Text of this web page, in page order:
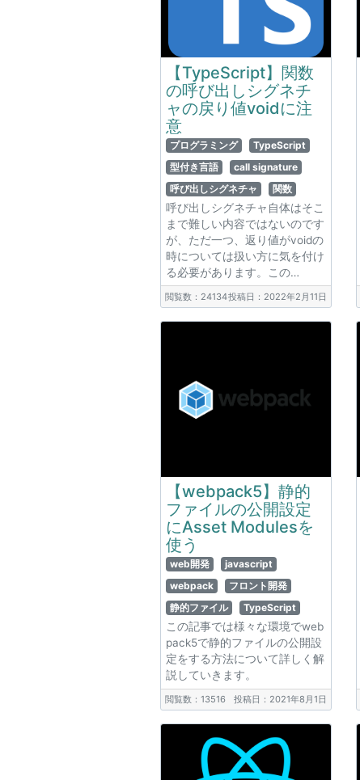
【TypeScript】関数
の呼び出しシグネチ
ャの戻り値voidに注
意
プログラミング
TypeScript
型付き言語
call signature
呼び出しシグネチャ
関数
呼び出しシグネチャ自体はそこ
まで難しい内容ではないのです
が、ただ一つ、返り値がvoidの
時については扱い方に気を付け
る必要があります。この…
閲覧数：24134投稿日：2022年2月11日
【webpack5】静的
ファイルの公開設定
にAsset Modulesを
使う
web開発
javascript
webpack
フロント開発
静的ファイル
TypeScript
この記事では様々な環境でweb
pack5で静的ファイルの公開設
定をする方法について詳しく解
説していきます。
閲覧数：13516 投稿日：2021年8月1日